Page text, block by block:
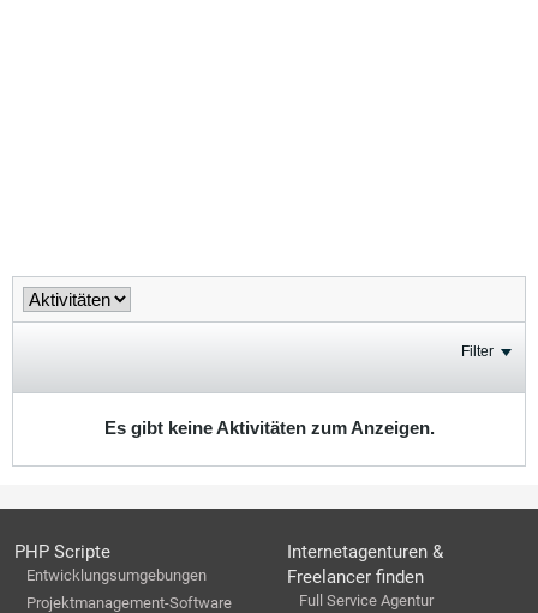
Filter
Es gibt keine Aktivitäten zum Anzeigen.
PHP Scripte
Entwicklungsumgebungen
Projektmanagement-Software
Internetagenturen &
Freelancer finden
Full Service Agentur